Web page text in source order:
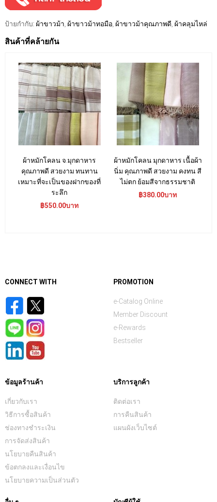
ป้ายกำกับ: ผ้าขาวม้า ผ้าขาวม้าทอมือ ผ้าขาวม้าคุณภาพดี ผ้าคลุมไหล่
สินค้าที่คล้ายกัน
ผ้าหมักโคลน จ.มุกดาหาร
คุณภาพดี สวยงาม ทนทาน
เหมาะที่จะเป็นของฝากของที่
ระลึก
฿550.00บาท
ผ้าหมักโคลน มุกดาหาร เนื้อผ้า
นิ่ม คุณภาพดี สวยงาม คงทน สี
ไม่ตก ย้อมสีจากธรรมชาติ
฿380.00บาท
CONNECT WITH PROMOTION
e-Catalog Online
Member Discount
e-Rewards
Bestseller
ข้อมูลร้านค้า
เกี่ยวกับเรา
วิธีการซื้อสินค้า
ช่องทางชำระเงิน
การจัดส่งสินค้า
นโยบายคืนสินค้า
ข้อตกลงและเงื่อนไข
นโยบายความเป็นส่วนตัว
บริการลูกค้า
ติดต่อเรา
การคืนสินค้า
แผนผังเว็บไซต์